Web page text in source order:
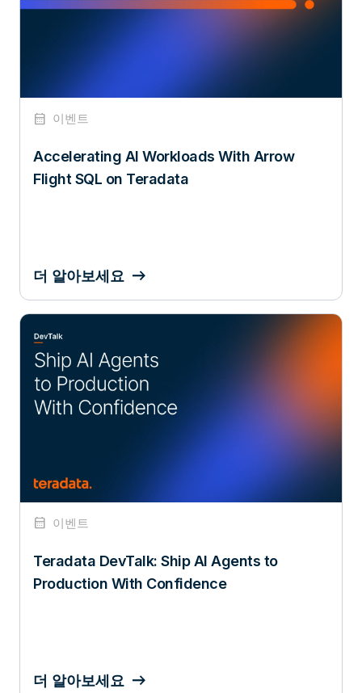
calendar_month 이벤트
Accelerating AI Workloads With Arrow
Flight SQL on Teradata
더 알아보세요
calendar_month 이벤트
Teradata DevTalk: Ship AI Agents to
Production With Confidence
더 알아보세요